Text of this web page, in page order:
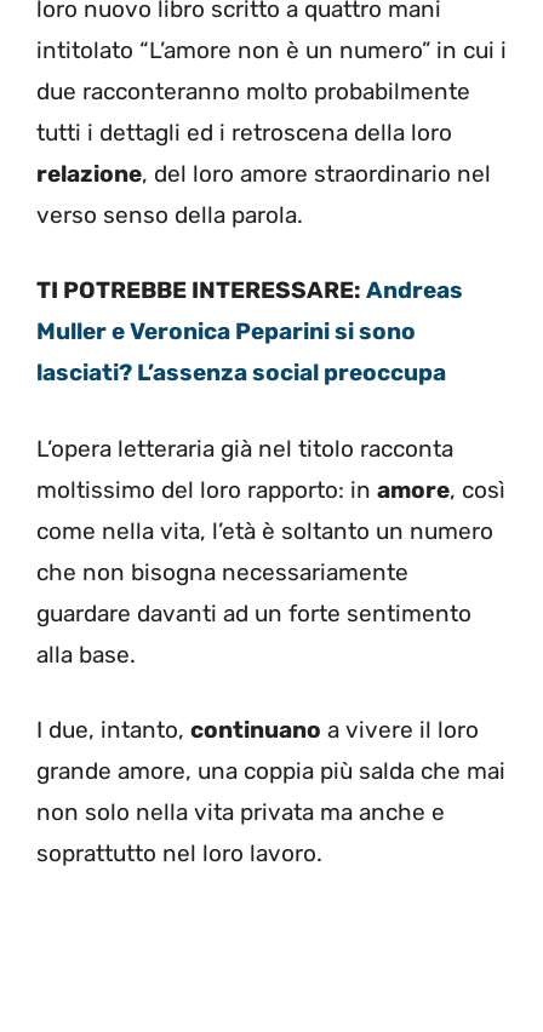
loro nuovo libro scritto a quattro mani
intitolato “L’amore non è un numero” in cui i
due racconteranno molto probabilmente
tutti i dettagli ed i retroscena della loro
relazione, del loro amore straordinario nel
verso senso della parola.
TI POTREBBE INTERESSARE: Andreas
Muller e Veronica Peparini si sono
lasciati? L’assenza social preoccupa
L’opera letteraria già nel titolo racconta
moltissimo del loro rapporto: in amore, così
come nella vita, l’età è soltanto un numero
che non bisogna necessariamente
guardare davanti ad un forte sentimento
alla base.
I due, intanto, continuano a vivere il loro
grande amore, una coppia più salda che mai
non solo nella vita privata ma anche e
soprattutto nel loro lavoro.